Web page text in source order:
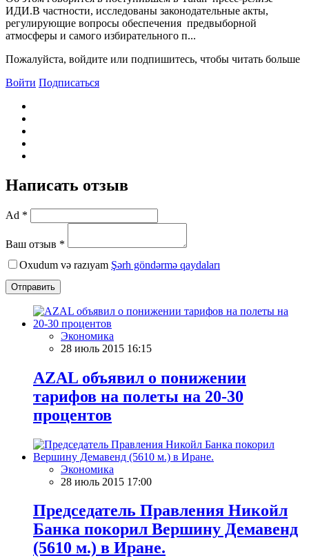
ИДИ.В частности, исследованы законодательные акты,
регулирующие вопросы обеспечения предвыборной
атмосферы и самого избирательного п...
Пожалуйста, войдите или подпишитесь, чтобы читать больше
Войти Подписаться
Написать отзыв
Ad *
Ваш отзыв *
Oxudum və razıyam Şərh göndərmə qaydaları
Отправить
Экономика
28 июль 2015 16:15
AZAL объявил о понижении
тарифов на полеты на 20-30
процентов
Экономика
28 июль 2015 17:00
Председатель Правления Никойл
Банка покорил Вершину Демавенд
(5610 м.) в Иране.